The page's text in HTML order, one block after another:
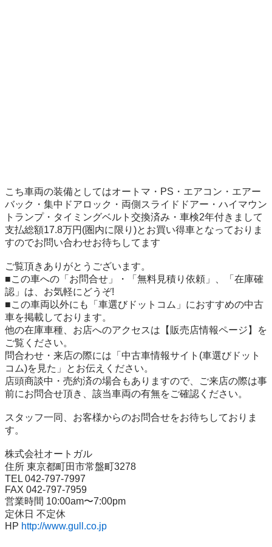
こち車両の装備としてはオートマ・PS・エアコン・エアー
バック・集中ドアロック・両側スライドドアー・ハイマウン
トランプ・タイミングベルト交換済み・車検2年付きまして
支払総額17.8万円(圏内に限り)とお買い得車となっておりま
すのでお問い合わせお待ちしてます
ご覧頂きありがとうございます。
■この車への「お問合せ」・「無料見積り依頼」、「在庫確
認」は、お気軽にどうぞ!
■この車両以外にも「車選びドットコム」におすすめの中古
車を掲載しております。
他の在庫車種、お店へのアクセスは【販売店情報ページ】を
ご覧ください。
問合わせ・来店の際には「中古車情報サイト(車選びドット
コム)を見た」とお伝えください。
店頭商談中・売約済の場合もありますので、ご来店の際は事
前にお問合せ頂き、該当車両の有無をご確認ください。
スタッフ一同、お客様からのお問合せをお待ちしておりま
す。
株式会社オートガル
住所 東京都町田市常盤町3278
TEL 042-797-7997
FAX 042-797-7959
営業時間 10:00am〜7:00pm
定休日 不定休
HP http://www.gull.co.jp